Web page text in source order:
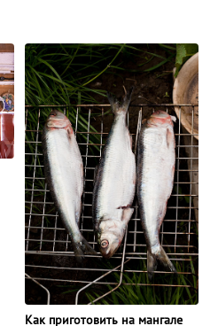
Как приготовить на мангале